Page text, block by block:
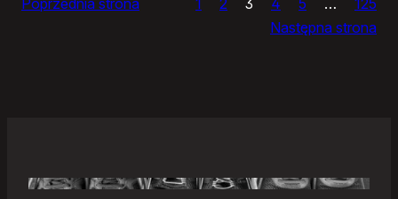
Następna strona